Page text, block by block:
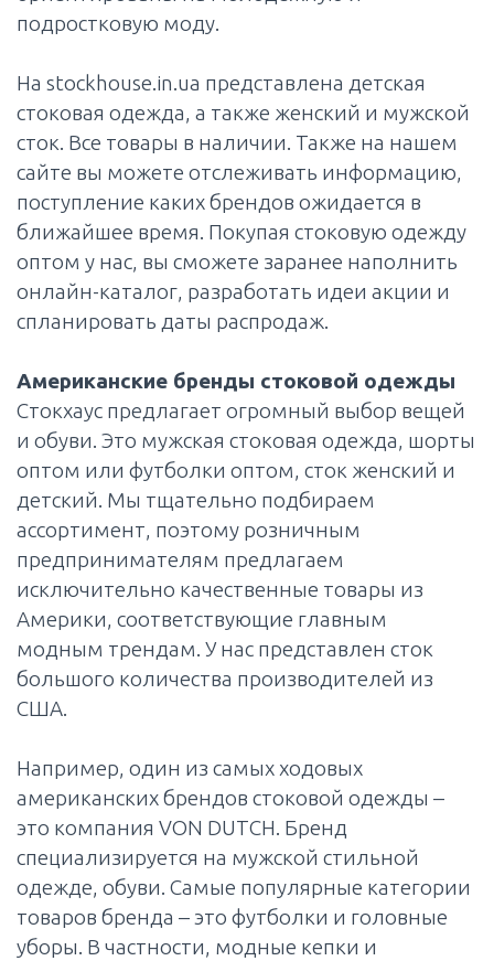
подростковую моду.
На stockhouse.in.ua представлена детская
стоковая одежда, а также женский и мужской
сток. Все товары в наличии. Также на нашем
сайте вы можете отслеживать информацию,
поступление каких брендов ожидается в
ближайшее время. Покупая стоковую одежду
оптом у нас, вы сможете заранее наполнить
онлайн-каталог, разработать идеи акции и
спланировать даты распродаж.
Американские бренды стоковой одежды
Стокхаус предлагает огромный выбор вещей
и обуви. Это мужская стоковая одежда, шорты
оптом или футболки оптом, сток женский и
детский. Мы тщательно подбираем
ассортимент, поэтому розничным
предпринимателям предлагаем
исключительно качественные товары из
Америки, соответствующие главным
модным трендам. У нас представлен сток
большого количества производителей из
США.
Например, один из самых ходовых
американских брендов стоковой одежды –
это компания VON DUTCH. Бренд
специализируется на мужской стильной
одежде, обуви. Самые популярные категории
товаров бренда – это футболки и головные
уборы. В частности, модные кепки и